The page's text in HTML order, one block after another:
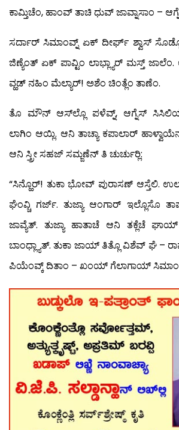
ಕಾಮ್ತಿಚೆಂ, ಹಾಂವ್ ತಾಚಿ ಧುವ್ ಜಾವ್ನಾಸಾಂ –
ಸರ್ದಾರ್ ಸಿಮಾಂವ್ನ್ ಏಕ್ ದೀರ್ಘ್ ಶ್ವಾಸ್
ಜಿಣ್ಯೆಂತ್ ಏಕ್ ಪಾವ್ಟಿಂ ಲಾಭ್ಲ್ಯಾರ್ ಮಸ್ತ್
ವ್ಹಡ್ ನಹಿಂ ಮೆಲ್ಯಾರ್! ಅಶೆಂ ಚಿಂತ್ಲೆಂ ತಾಣೆಂ.
ತೊ ಮೌನ್ ಆಸ್‍ಲ್ಲೊ ಪಳೆವ್ನ್, ಆಗ್ನೆಸ್
ಲಾಗಿಂ ಆಯ್ಲಿ. ಆನಿ ತಾಚ್ಯಾ ಕಪಾಲಾರ್
ಆನಿ ಸ್ತ್ರೀ ಸಹಜ್ ಸಮ್ಜಣೆನ್ ತಿ ಚುರ್ಚುರ್‍ಲಿ:
“ಸಿನ್ಹೊರ್! ತುಕಾ ಭೋವ್ ಪುರಾಸಣ್ ಆಸ್ತೆಲಿ.
ಘೆಂವ್ಚಿ ಗರ್ಜ್. ತುಜ್ಯಾ ಆಂಗಾರ್ ಇಲ್ಲೊಸೊ
ಜಾವ್ಯೆತ್. ತುಜ್ಯಾ ಹಾತಾಚೆ ಆನಿ ತಕ್ಲೆಚೆ
ಬಾಂಧ್ಲ್ಯಾತ್. ತುಕಾ ಜಾಯ್ ತಿತ್ಲೊ ವಿಶೆವ್ ಘೆ –
ಪಿಯೆಂವ್ಕ್ ದಿತಾಂ – ಖಂಯ್ ಗೆಲಾಗಾಯ್